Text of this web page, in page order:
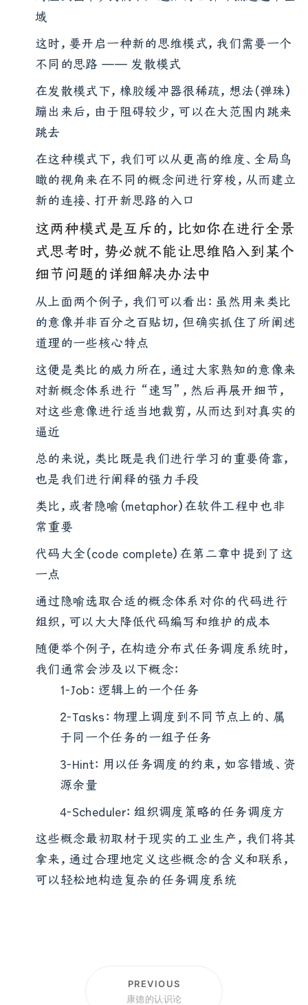
域
这时，要开启一种新的思维模式，我们需要一个
不同的思路 —— 发散模式
在发散模式下，橡胶缓冲器很稀疏，想法（弹珠）
蹦出来后，由于阻碍较少，可以在大范围内跳来
跳去
在这种模式下，我们可以从更高的维度、全局鸟
瞰的视角来在不同的概念间进行穿梭，从而建立
新的连接、打开新思路的入口
这两种模式是互斥的，比如你在进行全景
式思考时，势必就不能让思维陷入到某个
细节问题的详细解决办法中
从上面两个例子，我们可以看出：虽然用来类比
的意像并非百分之百贴切，但确实抓住了所阐述
道理的一些核心特点
这便是类比的威力所在，通过大家熟知的意像来
对新概念体系进行 “速写”，然后再展开细节，
对这些意像进行适当地裁剪，从而达到对真实的
逼近
总的来说，类比既是我们进行学习的重要倚靠，
也是我们进行阐释的强力手段
类比，或者隐喻（metaphor）在软件工程中也非
常重要
代码大全（code complete）在第二章中提到了这
一点
通过隐喻选取合适的概念体系对你的代码进行
组织，可以大大降低代码编写和维护的成本
随便举个例子，在构造分布式任务调度系统时，
我们通常会涉及以下概念：
1-Job：逻辑上的一个任务
2-Tasks：物理上调度到不同节点上的、属
于同一个任务的一组子任务
3-Hint：用以任务调度的约束，如容错域、资
源余量
4-Scheduler：组织调度策略的任务调度方
这些概念最初取材于现实的工业生产，我们将其
拿来，通过合理地定义这些概念的含义和联系，
可以轻松地构造复杂的任务调度系统
PREVIOUS
康德的认识论